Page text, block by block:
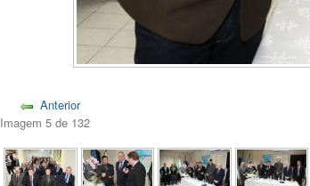
Anterior
Imagem 5 de 132